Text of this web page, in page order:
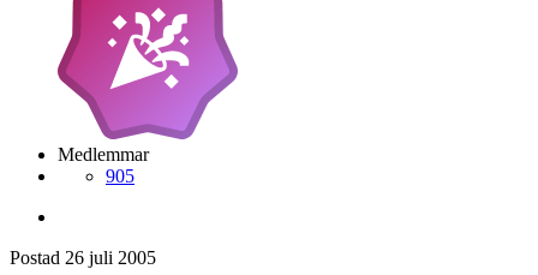
Medlemmar
905
Postad 26 juli 2005